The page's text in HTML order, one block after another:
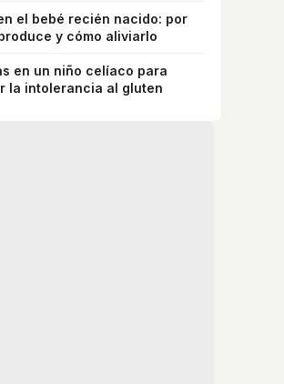
el bebé recién nacido: por
y cómo aliviarlo
en un niño celíaco para
la intolerancia al gluten